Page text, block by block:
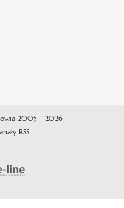
2005 - 2026
RSS